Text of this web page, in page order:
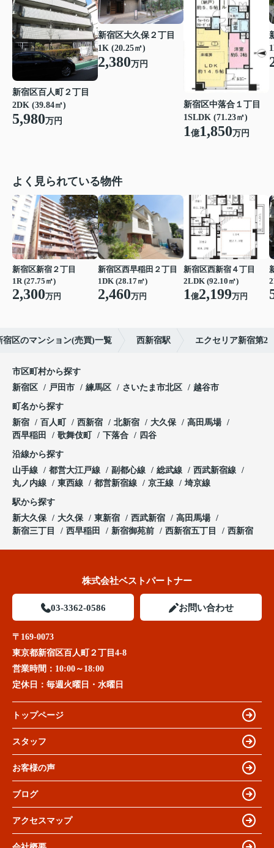
新宿区百人町２丁目
2DK (39.84㎡)
5,980万円
新宿区大久保２丁目
1K (20.25㎡)
2,380万円
新宿区中落合１丁目
1SLDK (71.23㎡)
1億1,850万円
よく見られている物件
新宿区新宿２丁目
1R (27.75㎡)
2,300万円
新宿区西早稲田２丁目
1DK (28.17㎡)
2,460万円
新宿区西新宿４丁目
2LDK (92.10㎡)
1億2,199万円
宿区のマンション(売買)一覧 西新宿駅 エクセリア新宿第2
市区町村から探す
新宿区
戸田市 練馬区 さいたま市北区 越谷市
町名から探す
新宿
百人町 西新宿 北新宿 大久保
高田馬場
西早稲田
歌舞伎町 下落合 四谷
沿線から探す
山手線
都営大江戸線 副都心線 総武線
西武新宿線
丸ノ内線
東西線 都営新宿線 京王線 埼京線
駅から探す
新大久保
大久保 東新宿 西武新宿
高田馬場
新宿三丁目
西早稲田 新宿御苑前 西新宿五丁目 西新宿
株式会社ベストパートナー
03-3362-0586 お問い合わせ
〒169-0073
東京都新宿区百人町２丁目4-8
営業時間： 10:00～18:00
定休日： 毎週火曜日・水曜日
トップページ
スタッフ
お客様の声
ブログ
アクセスマップ